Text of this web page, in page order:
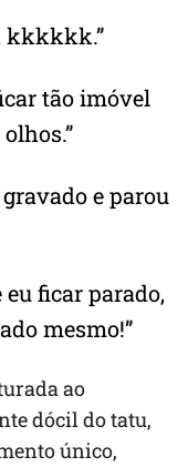
kkkkkk.”
tão imóvel
e parou
eu ficar parado,
mesmo!”
ao
dócil do tatu,
único,